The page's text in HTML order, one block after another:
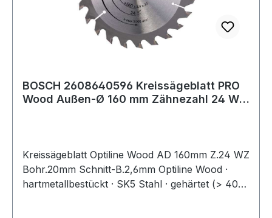
BOSCH 2608640596 Kreissägeblatt PRO
Wood Außen-Ø 160 mm Zähnezahl 24 WZ
Kreissägeblatt Optiline Wood AD 160mm Z.24 WZ
Bohr.20mm Schnitt-B.2,6mm Optiline Wood ·
hartmetallbestückt · SK5 Stahl · gehärtet (> 40